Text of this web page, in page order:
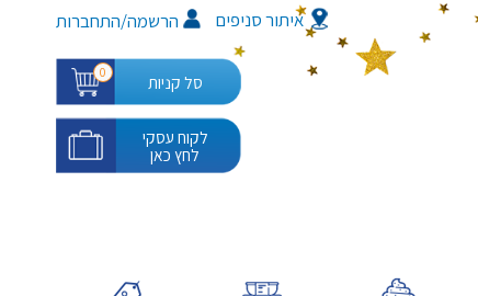
איתור סניפים הרשמה/התחברות
סל קניות 0
לקוח עסקי
לחץ כאן